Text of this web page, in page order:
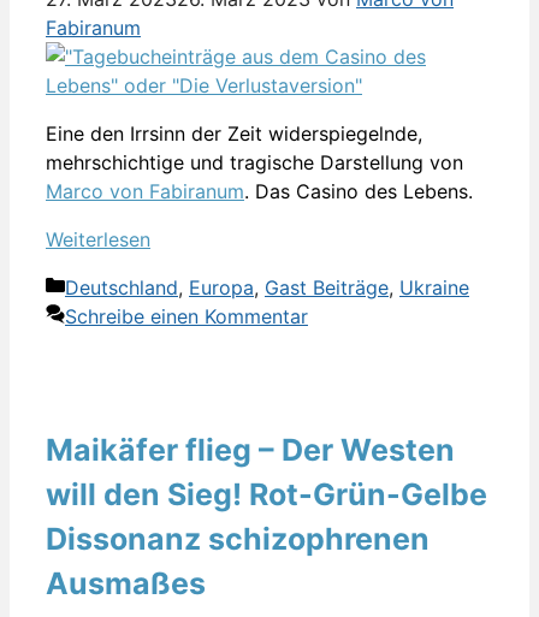
Fabiranum
Eine den Irrsinn der Zeit widerspiegelnde,
mehrschichtige und tragische Darstellung von
Marco von Fabiranum. Das Casino des Lebens.
Weiterlesen
Kategorien
Deutschland, Europa, Gast Beiträge, Ukraine
Schreibe einen Kommentar
Maikäfer flieg – Der Westen
will den Sieg! Rot-Grün-Gelbe
Dissonanz schizophrenen
Ausmaßes